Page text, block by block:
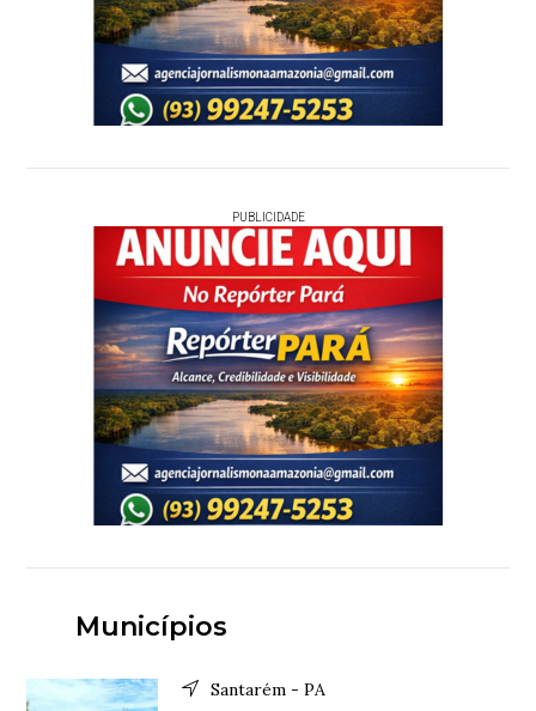
PUBLICIDADE
Municípios
Santarém - PA